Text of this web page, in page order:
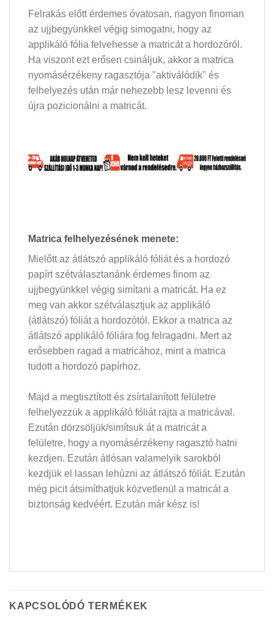
Felrakás előtt érdemes óvatosan, nagyon finoman
az ujjbegyünkkel végig simogatni, hogy az
applikáló fólia felvehesse a matricát a hordozóról.
Ha viszont ezt erősen csináljuk, akkor a matrica
nyomásérzékeny ragasztója "aktiválódik" és
felhelyezés után már nehezebb lesz levenni és
újra pozicionálni a matricát.
Matrica felhelyezésének menete:
Mielőtt az átlátszó applikáló fóliát és a hordozó
papírt szétválasztanánk érdemes finom az
ujjbegyünkkel végig simítani a matricát. Ha ez
meg van akkor szétválasztjuk az applikáló
(átlátszó) fóliát a hordozótól. Ekkor a matrica az
átlátszó applikáló fóliára fog felragadni. Mert az
erősebben ragad a matricához, mint a matrica
tudott a hordozó papírhoz.
Majd a megtisztított és zsírtalanított felületre
felhelyezzük a applikáló fóliát rajta a matricával.
Ezután dörzsöljük/simítsuk át a matricát a
felületre, hogy a nyomásérzékeny ragasztó hatni
kezdjen. Ezután átlósan valamelyik sarokból
kezdjük el lassan lehúzni az átlátszó fóliát. Ezután
még picit átsimíthatjuk közvetlenül a matricát a
biztonság kedvéért. Ezután már kész is!
KAPCSOLÓDÓ TERMÉKEK